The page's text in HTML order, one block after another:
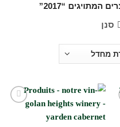
המתויגים “2017”
סנן